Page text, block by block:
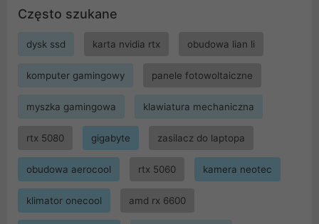
Często szukane
dysk ssd karta nvidia rtx obudowa lian li
komputer gamingowy panele fotowoltaiczne
myszka gamingowa klawiatura mechaniczna
rtx 5080 gigabyte zasilacz do laptopa
obudowa aerocool rtx 5060 kamera neotec
klimator onecool amd rx 6600